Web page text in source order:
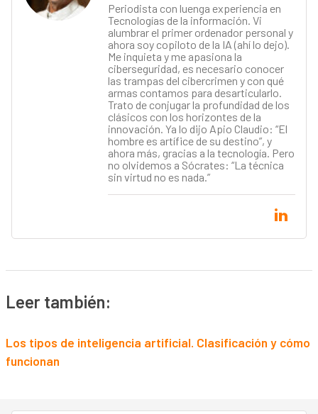
Periodista con luenga experiencia en
Tecnologías de la información. Vi
alumbrar el primer ordenador personal y
ahora soy copiloto de la IA (ahí lo dejo).
Me inquieta y me apasiona la
ciberseguridad, es necesario conocer
las trampas del cibercrimen y con qué
armas contamos para desarticularlo.
Trato de conjugar la profundidad de los
clásicos con los horizontes de la
innovación. Ya lo dijo Apio Claudio: “El
hombre es artífice de su destino”, y
ahora más, gracias a la tecnología. Pero
no olvidemos a Sócrates: “La técnica
sin virtud no es nada.”
Leer también:
Los tipos de inteligencia artificial. Clasificación y cómo
funcionan